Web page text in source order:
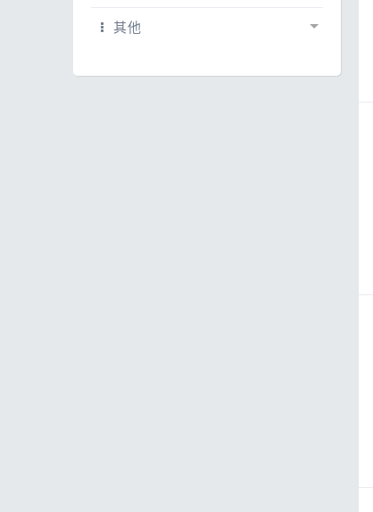
紀錄
其他